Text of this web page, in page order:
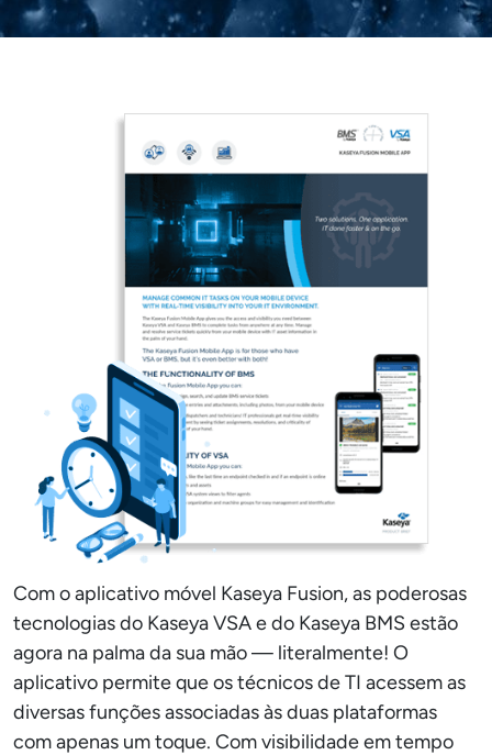
Com o aplicativo móvel Kaseya Fusion, as poderosas
tecnologias do Kaseya VSA e do Kaseya BMS estão
agora na palma da sua mão — literalmente! O
aplicativo permite que os técnicos de TI acessem as
diversas funções associadas às duas plataformas
com apenas um toque. Com visibilidade em tempo